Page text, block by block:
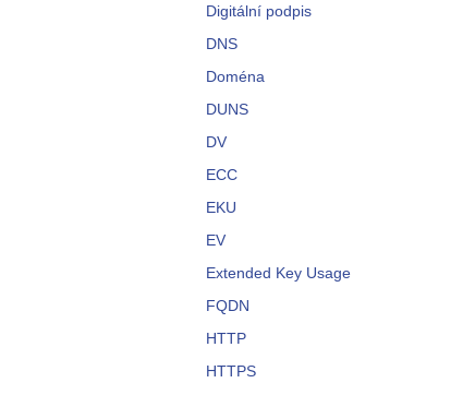
Digitální podpis
DNS
Doména
DUNS
DV
ECC
EKU
EV
Extended Key Usage
FQDN
HTTP
HTTPS